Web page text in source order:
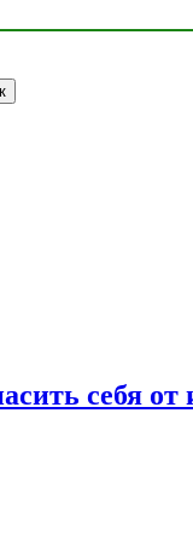
себя